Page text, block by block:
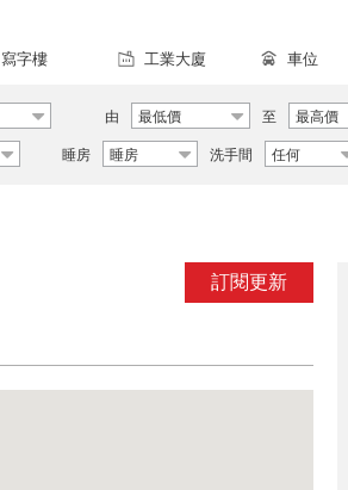
寫字樓 工業大廈 車位
由 最低價 至
最高價
睡房 睡房 洗手間 任何
訂閱更新